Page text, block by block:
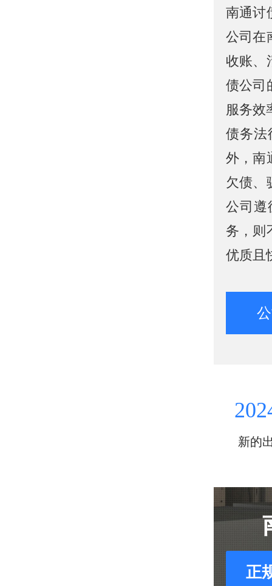
南通讨
公司在
收账、
债公司
服务效
债务法
外，南
欠债、
公司遵
务，则
优质且
新的
正